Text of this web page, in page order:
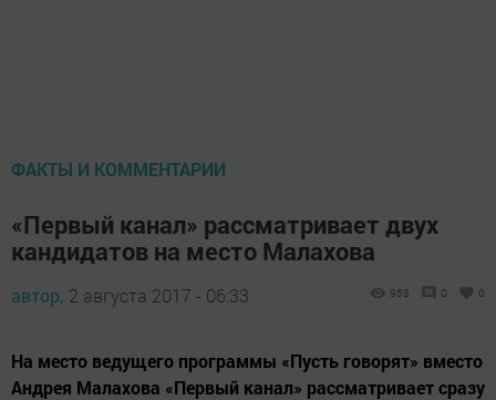
ФАКТЫ И КОММЕНТАРИИ
«Первый канал» рассматривает двух
кандидатов на место Малахова
автор, 2 августа 2017 - 06:33 958 0 0
На место ведущего программы «Пусть говорят» вместо
Андрея Малахова «Первый канал» рассматривает сразу